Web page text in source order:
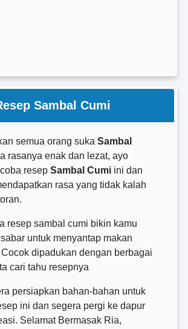
Sambal Cumi
semua orang suka Sambal
rasanya enak dan lezat, ayo
resep Sambal Cumi ini dan
rasa yang tidak kalah
resep sambal cumi bikin kamu
untuk menyantap makan
dipadukan dengan berbagai
cari tahu resepnya
persiapkan bahan-bahan untuk
ini dan segera pergi ke dapur
Selamat Bermasak Ria,